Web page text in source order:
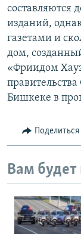
составляются
изданий,
газетами и
дом,
«Фриидом
Бишкеке в
Поделиться
Вам будет